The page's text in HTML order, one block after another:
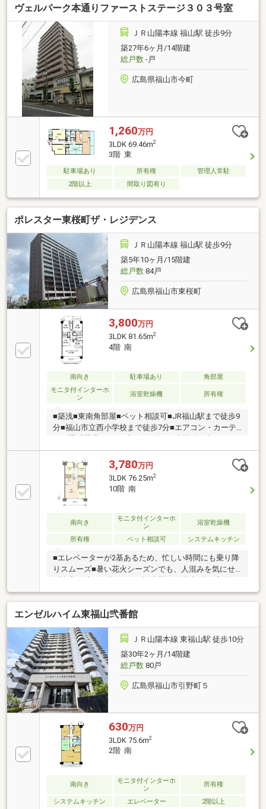
ヴェルパーク本通りファーストステージ３０３号室
ＪＲ山陽本線 福山駅 徒歩9分
築27年6ヶ月/14階建
総戸数-戸
広島県福山市今町
1,260万円
3LDK 69.46m2
3階 東
駐車場あり 所有権
管理人常駐
2階以上
間取り図有り
ポレスター東桜町ザ・レジデンス
ＪＲ山陽本線 福山駅 徒歩9分
築5年10ヶ月/15階建
総戸数84戸
広島県福山市東桜町
3,800万円
3LDK 81.65m2
4階 南
南向き 駐車場あり
角部屋
モニタ付インターホ
ン
浴室乾燥機 所有権
■築浅■東南角部屋■ペット相談可■JR福山駅まで徒歩9
分■福山市立西小学校まで徒歩7分■エアコン・カーテ
3,780万円
3LDK 76.25m2
10階 南
南向き
モニタ付インターホ
ン
浴室乾燥機
所有権 ペット相談可 システムキッチン
■エレベーターが2基あるため、忙しい時間にも乗り降
りスムーズ■暑い花火シーズンでも、人混みを気にせ
らわずか5年の築浅マンション
エンゼルハイム東福山弐番館
ＪＲ山陽本線 東福山駅 徒歩10分
築30年2ヶ月/14階建
総戸数80戸
広島県福山市引野町５
630万円
3LDK 75.6m2
2階 南
南向き
モニタ付インターホ
ン
所有権
システムキッチン エレベーター 2階以上